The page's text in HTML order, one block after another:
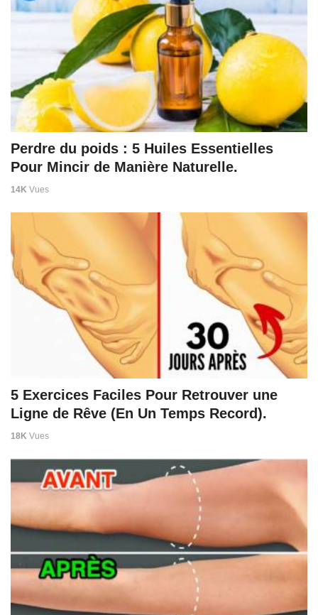
Perdre du poids : 5 Huiles Essentielles
Pour Mincir de Manière Naturelle.
14K Vues
5 Exercices Faciles Pour Retrouver une
Ligne de Rêve (En Un Temps Record).
18K Vues